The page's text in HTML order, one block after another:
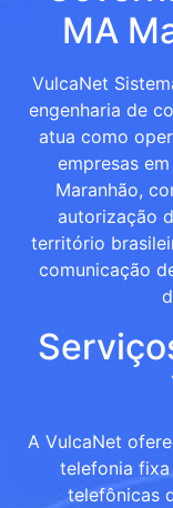
MA
VulcaNet
engenharia de
atua como
empresas
Maranhão,
autorização
território
comunicação
A VulcaNet
telefonia fixa
telefônicas